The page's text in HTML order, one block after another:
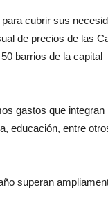
cubrir sus
de precios de las
barrios de la capital
gastos que integran
educación, entre
superan